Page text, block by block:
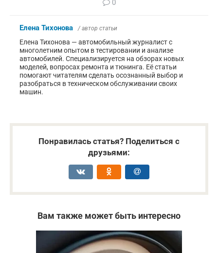
0
Елена Тихонова / автор статьи
Елена Тихонова — автомобильный журналист с
многолетним опытом в тестировании и анализе
автомобилей. Специализируется на обзорах новых
моделей, вопросах ремонта и тюнинга. Её статьи
помогают читателям сделать осознанный выбор и
разобраться в техническом обслуживании своих
машин.
Понравилась статья? Поделиться с
друзьями:
Вам также может быть интересно